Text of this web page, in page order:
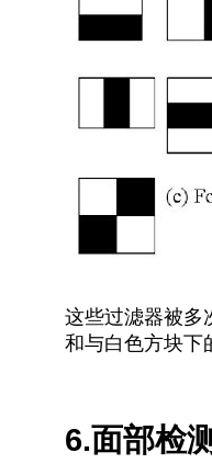
这些过滤器被多
和与白色方块下
6.面部检测